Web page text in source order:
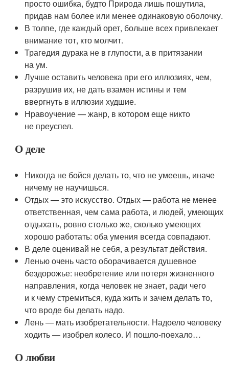
просто ошибка, будто Природа лишь пошутила,
придав нам более или менее одинаковую оболочку.
В толпе, где каждый орет, больше всех привлекает
внимание тот, кто молчит.
Трагедия дурака не в глупости, а в притязании
на ум.
Лучше оставить человека при его иллюзиях, чем,
разрушив их, не дать взамен истины и тем
ввергнуть в иллюзии худшие.
Нравоучение — жанр, в котором еще никто
не преуспел.
О деле
Никогда не бойся делать то, что не умеешь, иначе
ничему не научишься.
Отдых — это искусство. Отдых — работа не менее
ответственная, чем сама работа, и людей, умеющих
отдыхать, ровно столько же, сколько умеющих
хорошо работать: оба умения всегда совпадают.
В деле оценивай не себя, а результат действия.
Ленью очень часто оборачивается душевное
бездорожье: необретение или потеря жизненного
направления, когда человек не знает, ради чего
и к чему стремиться, куда жить и зачем делать то,
что вроде бы делать надо.
Лень — мать изобретательности. Надоело человеку
ходить — изобрел колесо. И пошло-поехало…
О любви